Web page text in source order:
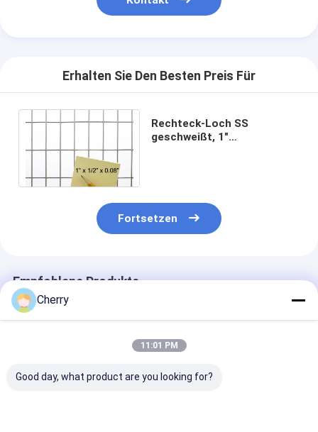
Erhalten Sie Den Besten Preis Für
Rechteck-Loch SS
geschweißt, 1"
Fortsetzen
Empfohlene Produkte
Cherry
11:01 PM
Good day, what product are you looking for?